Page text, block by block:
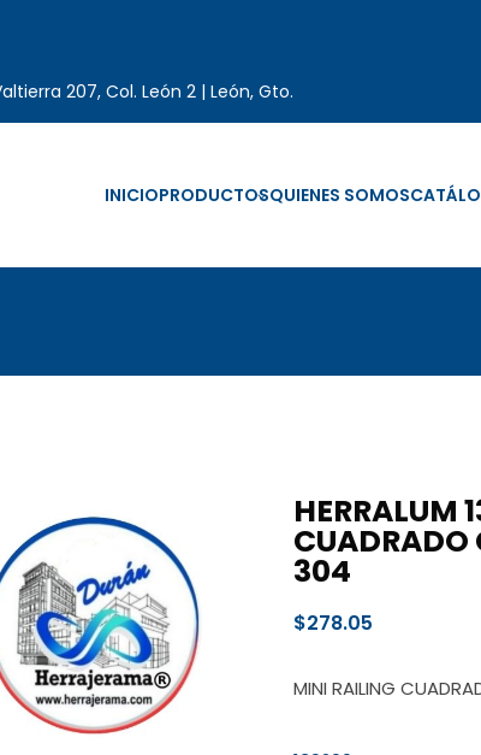
207, Col. León 2 | León, Gto.
INICIOPRODUCTOSQUIENES SOMOS
HERRALUM
CUADRADO
304
$278.05
MINI RAILING